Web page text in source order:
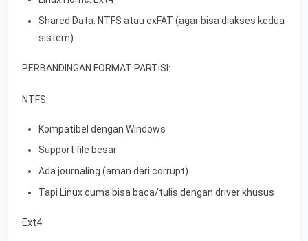
Shared Data: NTFS atau exFAT (agar bisa diakses kedua
sistem)
PERBANDINGAN FORMAT PARTISI:
NTFS:
Kompatibel dengan Windows
Support file besar
Ada journaling (aman dari corrupt)
Tapi Linux cuma bisa baca/tulis dengan driver khusus
Ext4: